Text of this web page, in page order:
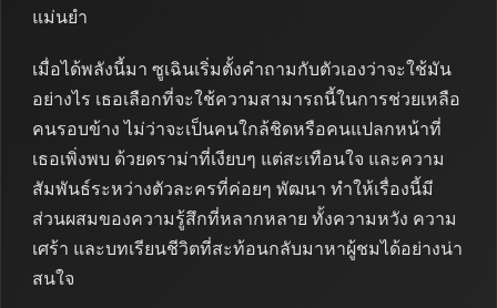
แม่นยำ
เมื่อได้พลังนี้มา ซูเฉินเริ่มตั้งคำถามกับตัวเองว่าจะใช้มัน
อย่างไร เธอเลือกที่จะใช้ความสามารถนี้ในการช่วยเหลือ
คนรอบข้าง ไม่ว่าจะเป็นคนใกล้ชิดหรือคนแปลกหน้าที่
เธอเพิ่งพบ ด้วยดราม่าที่เงียบๆ แต่สะเทือนใจ และความ
สัมพันธ์ระหว่างตัวละครที่ค่อยๆ พัฒนา ทำให้เรื่องนี้มี
ส่วนผสมของความรู้สึกที่หลากหลาย ทั้งความหวัง ความ
เศร้า และบทเรียนชีวิตที่สะท้อนกลับมาหาผู้ชมได้อย่างน่า
สนใจ